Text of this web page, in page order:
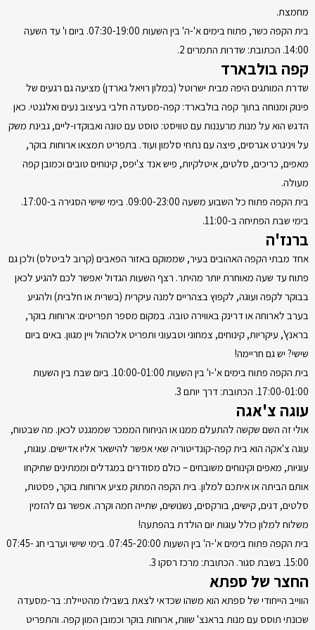
מחמצת.
בית הקפה כשר, פתוח בימים א'-ה' בין השעות 07:30-19:00. ביום ו' עד השעה
14:00. הכתובת: שדרות התמרים 2.
קפה בולבארד
שדרת המותגים היפה מבית ישרוטל (במלון רויאל גארדן) מציעה גם רגעים של
פינוק ומנוחה בתוך קפה בולבארד: קפה-מסעדה חלבי בעיצוב נעים ואלגנטי. כאן
הדגש הוא על מנות מרעננות עם טוויסט: טוסט עם טונה ואבוקדו-ליים, גבינת משק
על ויניגרט אגרסים, פיצה עם נתחי סלמון ועוד. בתפריט תמצאו ארוחות בוקר,
מאפים, כריכים, סלטים, איטלקיות, פיש אנד צ'יפס, קינוחים טובים וכמובן קפה
מעולה.
בית הקפה פתוח כל השבוע משעה 09:00-23:00. בימי שישי הסגירה ב-17:00.
בימי שבת הפתיחה ב-11:00.
ברנז'ה
אחד מבתי הקפה האהובים בעיר, שממוקם באזור הפאבים (קרוב לביטלס) ולכן גם
פתוח עד שעה מאוחרת יותר מהיתר. רצף השעות הגדול יאפשר לכם להגיע לכאן
בבוקר לקפה ועוגה, לקפוץ בצהריים למנה עיקרית (בשרית או חלבית) ולהגיע
בערב לארוחה או דרינק באווירה טובה. במקום מספר תפריטים: ארוחות בוקר,
בראנץ', עיקריות, קינוחים, צמחוני וטבעוני ותפריט אלכוהול ויין מגוון. באים ביום
שישי? יש גם חריימה!
בית הקפה פתוח בימים א'-ו' בין השעות 10:00-01:00. ביום שבת בין השעות
17:00-01:00. הכתובת: דרך יותם 3.
עוגה צ'אגה
אולי זה השם שקשה להתעלם ממנו או הניחוח הממכר שממגנט לכאן. מה שבטוח,
עוגה צ'אקה הוא בית קפה-קונדיטוריה שאי אפשר להישאר אליו אדישים. עוגות,
עוגיות, מאפים וקינוחים משובחים – כולם מסודרים במגדלים וממתינים שתיקחו
אותם הביתה או איתכם למלון. בית הקפה המתוק מציע ארוחות בוקר, פסטות,
סלטים, דגים, קישים, בורקסים, נשנושים, שתייה חמה וקרה. אפשר גם להזמין
משלוח למלון כולל עוגות יום הולדת בהפתעה!
בית הקפה פתוח בימים א'-ה' בין השעות 07:45-20:00. בימי שישי וערבי חג 07:45-
15:00. בשבת סגור. הכתובת: מרכז רסקו 3.
החצר של ספתא
הווייב הייחודי של ספתא הוא משהו שכדאי לצאת בשבילו מהטיילת: בר-מסעדה
שכונתי תוסס עם מנות בראנצ' שוות, ארוחות בוקר וכמובן המון קפה. והתפריט